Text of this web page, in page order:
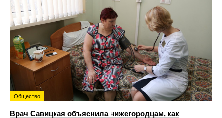
Общество
Врач Савицкая объяснила нижегородцам, как